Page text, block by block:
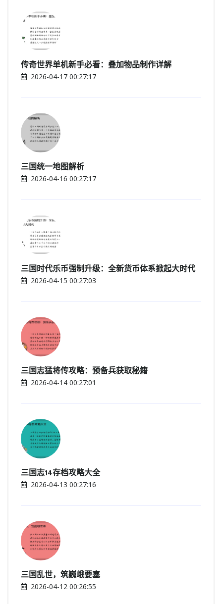
传奇世界单机新手必看：叠加物品制作详解
2026-04-17 00:27:17
三国统一地图解析
2026-04-16 00:27:17
三国时代乐币强制升级：全新货币体系掀起大时代
2026-04-15 00:27:03
三国志猛将传攻略：预备兵获取秘籍
2026-04-14 00:27:01
三国志14存档攻略大全
2026-04-13 00:27:16
三国乱世，筑巍峨要塞
2026-04-12 00:26:55